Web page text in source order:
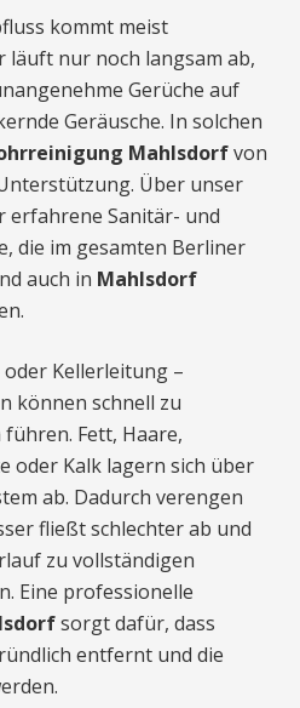
kommt meist
läuft nur noch langsam ab,
Gerüche auf
Geräusche. In solchen
Mahlsdorfvon
Über unser
erfahrene Sanitär- und
die im gesamten Berliner
auch in Mahlsdorf
Kellerleitung –
können schnell zu
Fett, Haare,
oder Kalk lagern sich über
ab. Dadurch verengen
fließt schlechter ab und
zu vollständigen
Eine professionelle
sorgt dafür, dass
entfernt und die